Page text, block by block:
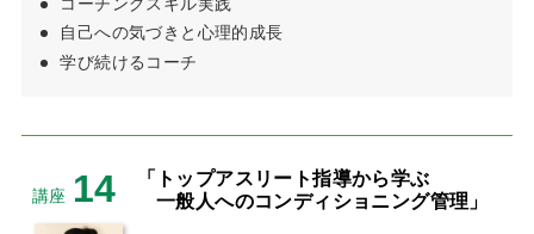
自己への気づきと心理的成長
学び続けるコーチ
講座 14
「トップアスリート指導から学ぶ
一般人へのコンディショニング管理」